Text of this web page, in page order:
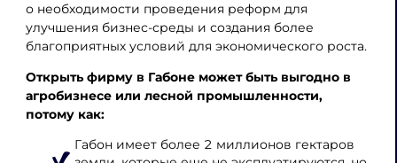
о необходимости проведения реформ для
улучшения бизнес-среды и создания более
благоприятных условий для экономического роста.
Открыть фирму в Габоне может быть выгодно в
агробизнесе или лесной промышленности,
потому как:
Габон имеет более 2 миллионов гектаров